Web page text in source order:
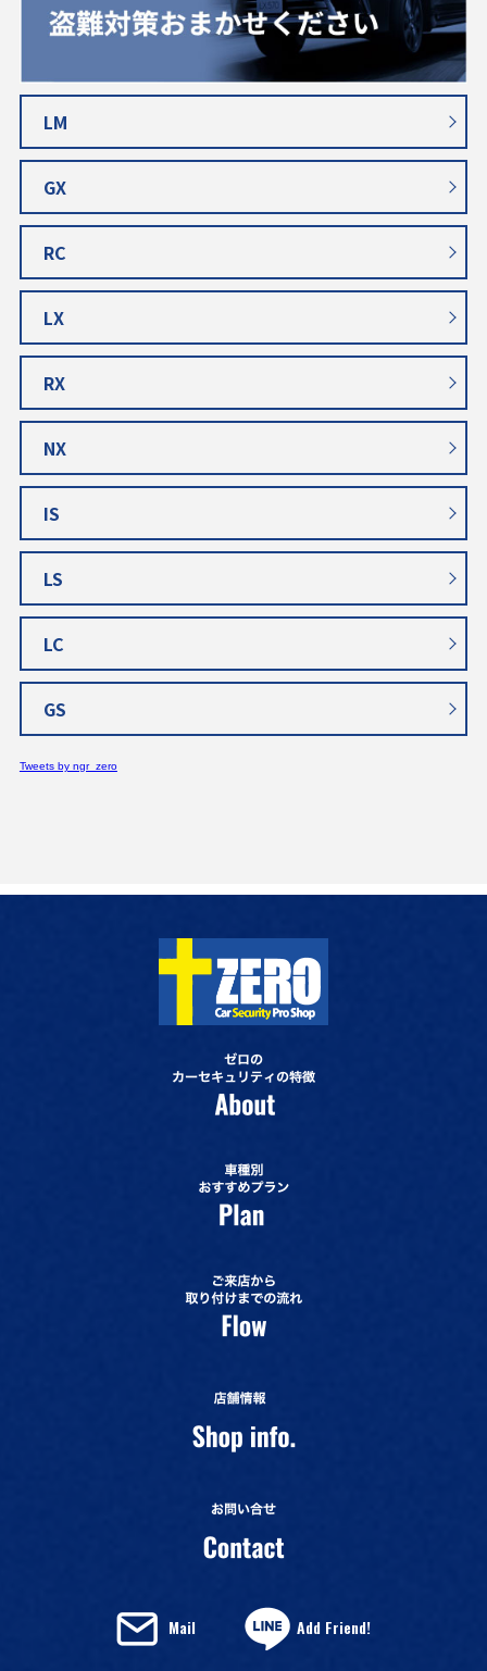
LM
GX
RC
LX
RX
NX
IS
LS
LC
GS
Tweets by ngr_zero
Mail Add Friend!